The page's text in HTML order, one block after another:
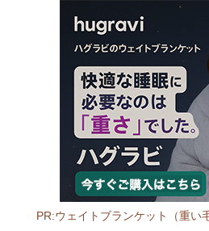
PR:ウェイトブランケット（重い